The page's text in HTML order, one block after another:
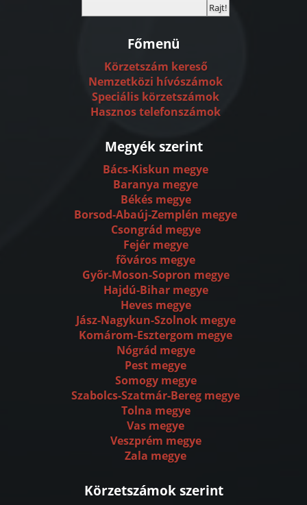
Főmenü
Körzetszám kereső
Nemzetközi hívószámok
Speciális körzetszámok
Hasznos telefonszámok
Megyék szerint
Bács-Kiskun megye
Baranya megye
Békés megye
Borsod-Abaúj-Zemplén megye
Csongrád megye
Fejér megye
fõváros megye
Gyõr-Moson-Sopron megye
Hajdú-Bihar megye
Heves megye
Jász-Nagykun-Szolnok megye
Komárom-Esztergom megye
Nógrád megye
Pest megye
Somogy megye
Szabolcs-Szatmár-Bereg megye
Tolna megye
Vas megye
Veszprém megye
Zala megye
Körzetszámok szerint